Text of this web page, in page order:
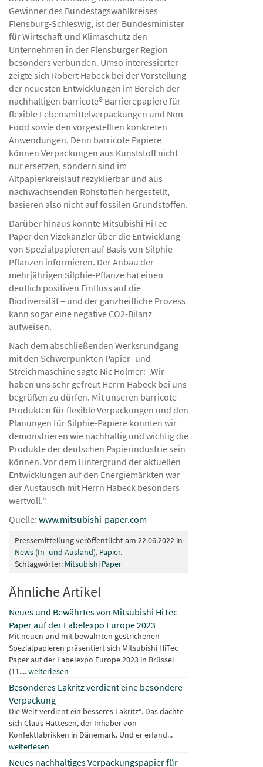
Gewinner des Bundestagswahlkreises
Flensburg-Schleswig, ist der Bundesminister
für Wirtschaft und Klimaschutz den
Unternehmen in der Flensburger Region
besonders verbunden. Umso interessierter
zeigte sich Robert Habeck bei der Vorstellung
der neuesten Entwicklungen im Bereich der
nachhaltigen barricote® Barrierepapiere für
flexible Lebensmittelverpackungen und Non-
Food sowie den vorgestellten konkreten
Anwendungen. Denn barricote Papiere
können Verpackungen aus Kunststoff nicht
nur ersetzen, sondern sind im
Altpapierkreislauf rezyklierbar und aus
nachwachsenden Rohstoffen hergestellt,
basieren also nicht auf fossilen Grundstoffen.
Darüber hinaus konnte Mitsubishi HiTec
Paper den Vizekanzler über die Entwicklung
von Spezialpapieren auf Basis von Silphie-
Pflanzen informieren. Der Anbau der
mehrjährigen Silphie-Pflanze hat einen
deutlich positiven Einfluss auf die
Biodiversität – und der ganzheitliche Prozess
kann sogar eine negative CO2-Bilanz
aufweisen.
Nach dem abschließenden Werksrundgang
mit den Schwerpunkten Papier- und
Streichmaschine sagte Nic Holmer: „Wir
haben uns sehr gefreut Herrn Habeck bei uns
begrüßen zu dürfen. Mit unseren barricote
Produkten für flexible Verpackungen und den
Planungen für Silphie-Papiere konnten wir
demonstrieren wie nachhaltig und wichtig die
Produkte der deutschen Papierindustrie sein
können. Vor dem Hintergrund der aktuellen
Entwicklungen auf den Energiemärkten war
der Austausch mit Herrn Habeck besonders
wertvoll.“
Quelle: www.mitsubishi-paper.com
Pressemitteilung veröffentlicht am 22.06.2022 in
News (In- und Ausland), Papier.
Schlagwörter: Mitsubishi Paper
Ähnliche Artikel
Neues und Bewährtes von Mitsubishi HiTec
Paper auf der Labelexpo Europe 2023
Mit neuen und mit bewährten gestrichenen
Spezialpapieren präsentiert sich Mitsubishi HiTec
Paper auf der Labelexpo Europe 2023 in Brüssel
(11....weiterlesen
Besonderes Lakritz verdient eine besondere
Verpackung
Die Welt verdient ein besseres Lakritz“. Das dachte
sich Claus Hattesen, der Inhaber von
Konfektfabrikken in Dänemark. Und er erfand...
weiterlesen
Neues nachhaltiges Verpackungspapier für